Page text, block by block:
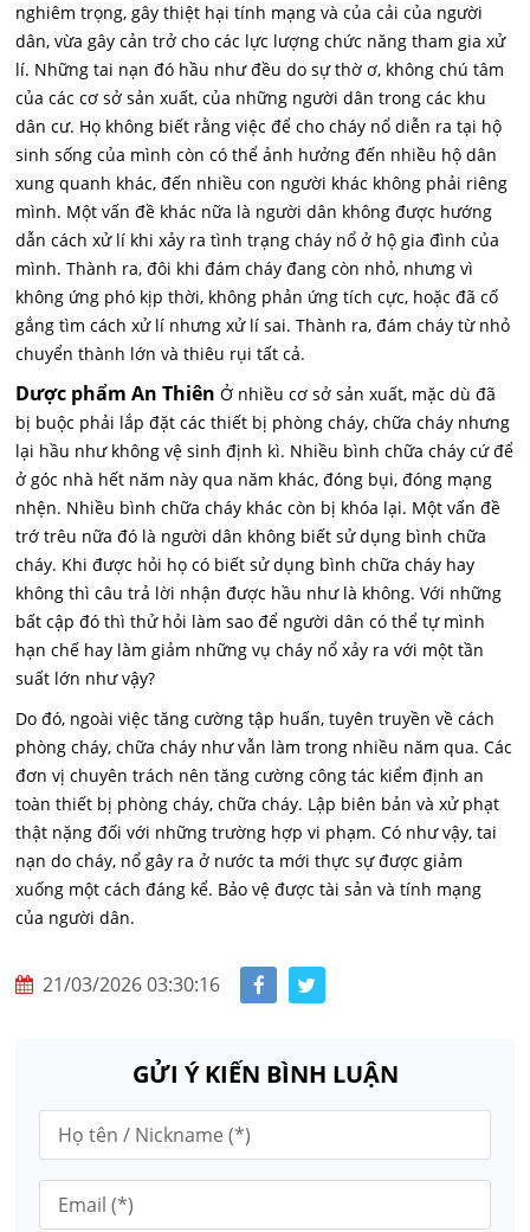
nghiêm trọng, gây thiệt hại tính mạng và của cải của người
dân, vừa gây cản trở cho các lực lượng chức năng tham gia xử
lí. Những tai nạn đó hầu như đều do sự thờ ơ, không chú tâm
của các cơ sở sản xuất, của những người dân trong các khu
dân cư. Họ không biết rằng việc để cho cháy nổ diễn ra tại hộ
sinh sống của mình còn có thể ảnh hưởng đến nhiều hộ dân
xung quanh khác, đến nhiều con người khác không phải riêng
mình. Một vấn đề khác nữa là người dân không được hướng
dẫn cách xử lí khi xảy ra tình trạng cháy nổ ở hộ gia đình của
mình. Thành ra, đôi khi đám cháy đang còn nhỏ, nhưng vì
không ứng phó kịp thời, không phản ứng tích cực, hoặc đã cố
gắng tìm cách xử lí nhưng xử lí sai. Thành ra, đám cháy từ nhỏ
chuyển thành lớn và thiêu rụi tất cả.
Dược phẩm An Thiên Ở nhiều cơ sở sản xuất, mặc dù đã
bị buộc phải lắp đặt các thiết bị phòng cháy, chữa cháy nhưng
lại hầu như không vệ sinh định kì. Nhiều bình chữa cháy cứ để
ở góc nhà hết năm này qua năm khác, đóng bụi, đóng mạng
nhện. Nhiều bình chữa cháy khác còn bị khóa lại. Một vấn đề
trớ trêu nữa đó là người dân không biết sử dụng bình chữa
cháy. Khi được hỏi họ có biết sử dụng bình chữa cháy hay
không thì câu trả lời nhận được hầu như là không. Với những
bất cập đó thì thử hỏi làm sao để người dân có thể tự mình
hạn chế hay làm giảm những vụ cháy nổ xảy ra với một tần
suất lớn như vậy?
Do đó, ngoài việc tăng cường tập huấn, tuyên truyền về cách
phòng cháy, chữa cháy như vẫn làm trong nhiều năm qua. Các
đơn vị chuyên trách nên tăng cường công tác kiểm định an
toàn thiết bị phòng cháy, chữa cháy. Lập biên bản và xử phạt
thật nặng đối với những trường hợp vi phạm. Có như vậy, tai
nạn do cháy, nổ gây ra ở nước ta mới thực sự được giảm
xuống một cách đáng kể. Bảo vệ được tài sản và tính mạng
của người dân.
21/03/2026 03:30:16
GỬI Ý KIẾN BÌNH LUẬN